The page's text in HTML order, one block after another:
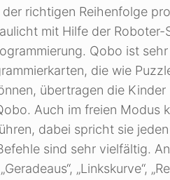
richtigen Reihenfolge
mit Hilfe der Roboter-
Qobo ist
die wie
übertragen die Kinder
Auch im freien Modus
dabei spricht sie
sind sehr vielfältig.
„Linkskurve“,